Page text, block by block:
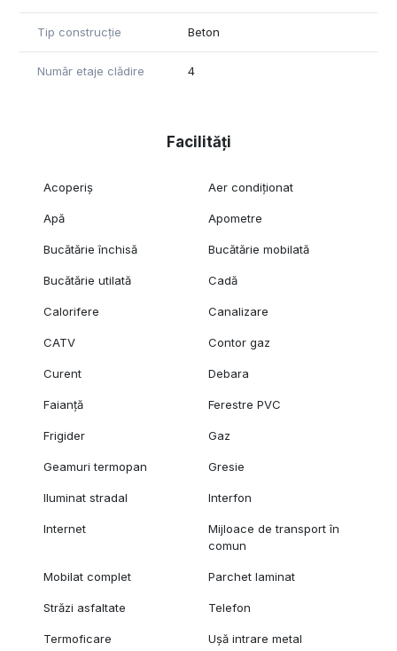
Tip construcție Beton
Număr etaje clădire 4
Facilități
Acoperiș Aer condiționat
Apă Apometre
Bucătărie închisă Bucătărie mobilată
Bucătărie utilată Cadă
Calorifere Canalizare
CATV Contor gaz
Curent Debara
Faianță Ferestre PVC
Frigider Gaz
Geamuri termopan Gresie
Iluminat stradal Interfon
Internet
Mijloace de transport în
comun
Mobilat complet Parchet laminat
Străzi asfaltate Telefon
Termoficare Ușă intrare metal